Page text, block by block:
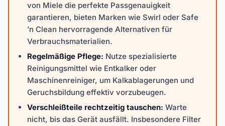
von Miele die perfekte Passgenauigkeit
garantieren, bieten Marken wie Swirl oder Safe
’n Clean hervorragende Alternativen für
Verbrauchsmaterialien.
Regelmäßige Pflege: Nutze spezialisierte
Reinigungsmittel wie Entkalker oder
Maschinenreiniger, um Kalkablagerungen und
Geruchsbildung effektiv vorzubeugen.
Verschleißteile rechtzeitig tauschen: Warte
nicht, bis das Gerät ausfällt. Insbesondere Filter